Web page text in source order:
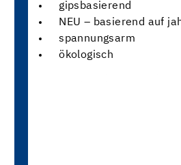
gipsbasierend
NEU – basierend auf
spannungsarm
ökologisch